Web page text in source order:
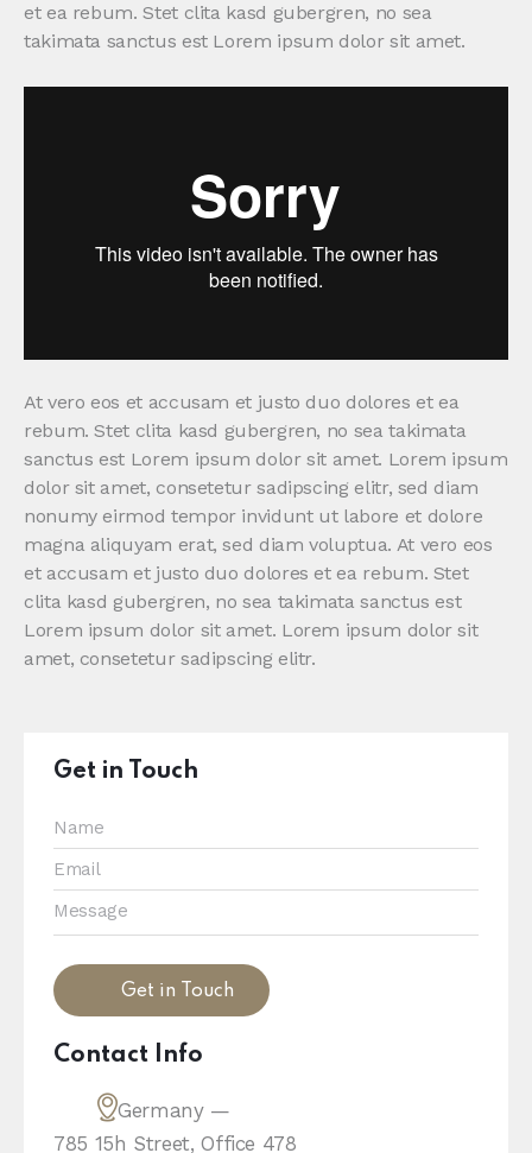
et ea rebum. Stet clita kasd gubergren, no sea
takimata sanctus est Lorem ipsum dolor sit amet.
At vero eos et accusam et justo duo dolores et ea
rebum. Stet clita kasd gubergren, no sea takimata
sanctus est Lorem ipsum dolor sit amet. Lorem ipsum
dolor sit amet, consetetur sadipscing elitr, sed diam
nonumy eirmod tempor invidunt ut labore et dolore
magna aliquyam erat, sed diam voluptua. At vero eos
et accusam et justo duo dolores et ea rebum. Stet
clita kasd gubergren, no sea takimata sanctus est
Lorem ipsum dolor sit amet. Lorem ipsum dolor sit
amet, consetetur sadipscing elitr.
Get in Touch
Contact Info
Germany —
785 15h Street, Office 478